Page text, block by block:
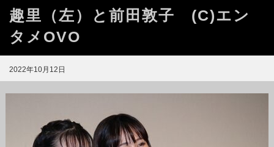
趣里（左）と前田敦子 (C)エン
タメOVO
2022年10月12日